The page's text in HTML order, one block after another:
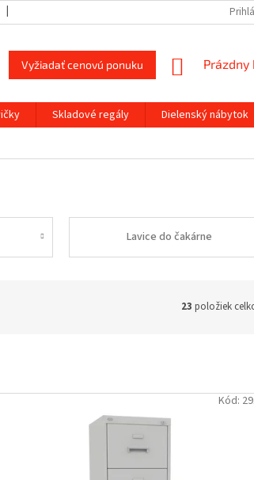
SPÔSOBY PLATBY
Vyžiadať cenovú ponuku Prázdny
Skladové regály Dielenský nábytok
Lavice do čakárne
23 položiek
Kód: